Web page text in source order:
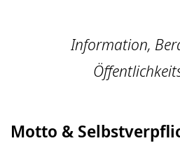
Information,
Motto &